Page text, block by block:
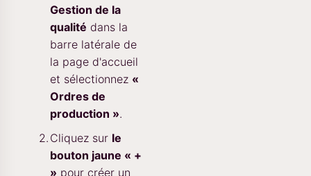
Gestion de la
qualité dans la
barre latérale de
la page d'accueil
et sélectionnez «
Ordres de
production ».
Cliquez sur le
bouton jaune « +
» pour créer un